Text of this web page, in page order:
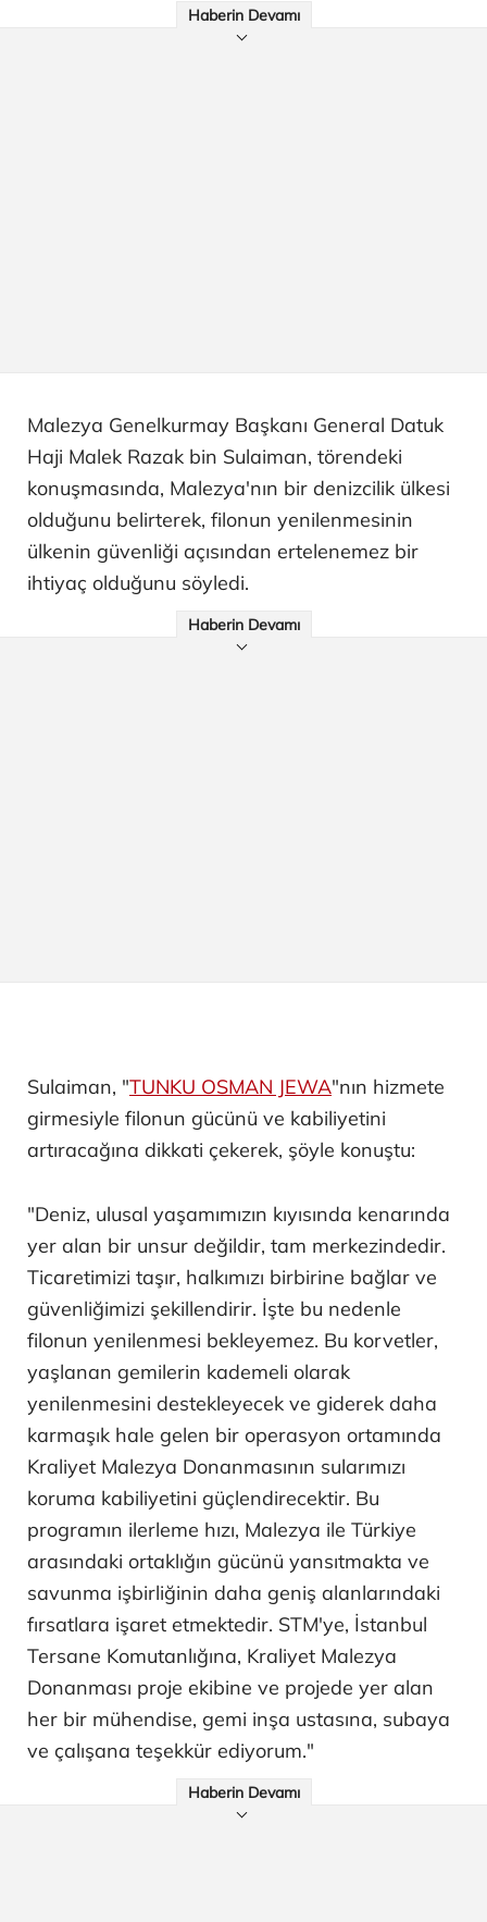
Haberin Devamı
Malezya Genelkurmay Başkanı General Datuk
Haji Malek Razak bin Sulaiman, törendeki
konuşmasında, Malezya'nın bir denizcilik ülkesi
olduğunu belirterek, filonun yenilenmesinin
ülkenin güvenliği açısından ertelenemez bir
ihtiyaç olduğunu söyledi.
Haberin Devamı
Sulaiman, "TUNKU OSMAN JEWA"nın hizmete
girmesiyle filonun gücünü ve kabiliyetini
artıracağına dikkati çekerek, şöyle konuştu:
"Deniz, ulusal yaşamımızın kıyısında kenarında
yer alan bir unsur değildir, tam merkezindedir.
Ticaretimizi taşır, halkımızı birbirine bağlar ve
güvenliğimizi şekillendirir. İşte bu nedenle
filonun yenilenmesi bekleyemez. Bu korvetler,
yaşlanan gemilerin kademeli olarak
yenilenmesini destekleyecek ve giderek daha
karmaşık hale gelen bir operasyon ortamında
Kraliyet Malezya Donanmasının sularımızı
koruma kabiliyetini güçlendirecektir. Bu
programın ilerleme hızı, Malezya ile Türkiye
arasındaki ortaklığın gücünü yansıtmakta ve
savunma işbirliğinin daha geniş alanlarındaki
fırsatlara işaret etmektedir. STM'ye, İstanbul
Tersane Komutanlığına, Kraliyet Malezya
Donanması proje ekibine ve projede yer alan
her bir mühendise, gemi inşa ustasına, subaya
ve çalışana teşekkür ediyorum."
Haberin Devamı